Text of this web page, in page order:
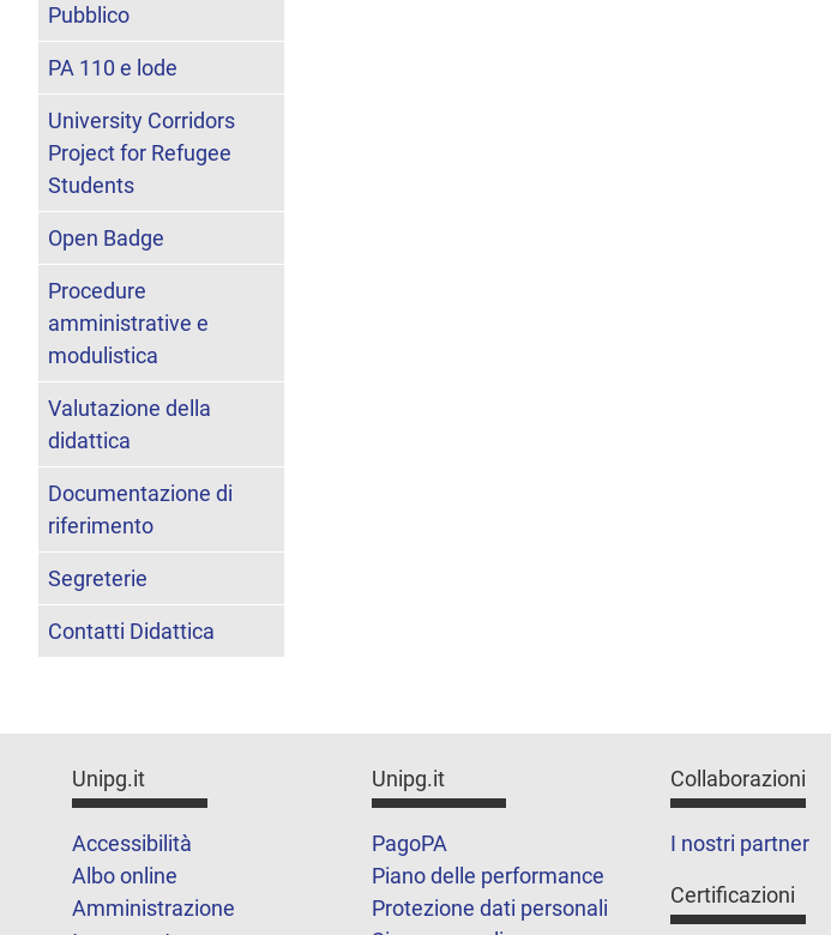
Pubblico
PA 110 e lode
University Corridors
Project for Refugee
Students
Open Badge
Procedure
amministrative e
modulistica
Valutazione della
didattica
Documentazione di
riferimento
Segreterie
Contatti Didattica
Unipg.it
Accessibilità
Albo online
Amministrazione
Unipg.it
PagoPA
Piano delle performance
Protezione dati personali
Collaborazioni
I nostri partner
Certificazioni